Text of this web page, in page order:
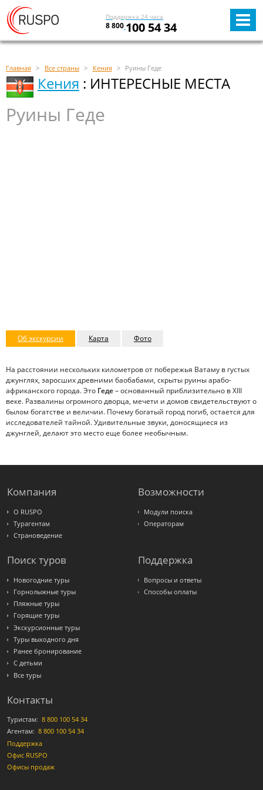
Поддержка 24 часа
8 800 100 54 34
Главная Все страны Кения Руины Геде
Кения : ИНТЕРЕСНЫЕ МЕСТА
Руины Геде
Об экскурсии Карта Фото
На расстоянии нескольких километров от побережья Ватаму в густых
джунглях, заросших древними баобабами, скрыты руины арабо-
африканского города. Это Геде– основанный приблизительно в XIII
веке. Развалины огромного дворца, мечети и домов свидетельствуют о
былом богатстве и величии. Почему богатый город погиб, остается для
исследователей тайной. Удивительные звуки, доносящиеся из
джунглей, делают это место еще более необычным.
Компания
О RUSPO
Турагентам
Страноведение
Возможности
Модули поиска
Операторам
Поиск туров
Новогодние туры
Горнолыжные туры
Пляжные туры
Горящие туры
Экскурсионные туры
Туры выходного дня
Ранее бронирование
С детьми
Все туры
Поддержка
Вопросы и ответы
Способы оплаты
Контакты
Туристам: 8 800 100 54 34
Агентам: 8 800 100 54 34
Поддержка
Офис RUSPO
Офисы продаж